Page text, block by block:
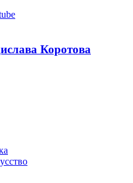
Коротова